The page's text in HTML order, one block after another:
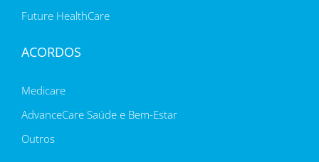
Future HealthCare
ACORDOS
Medicare
AdvanceCare Saúde e Bem-Estar
Outros